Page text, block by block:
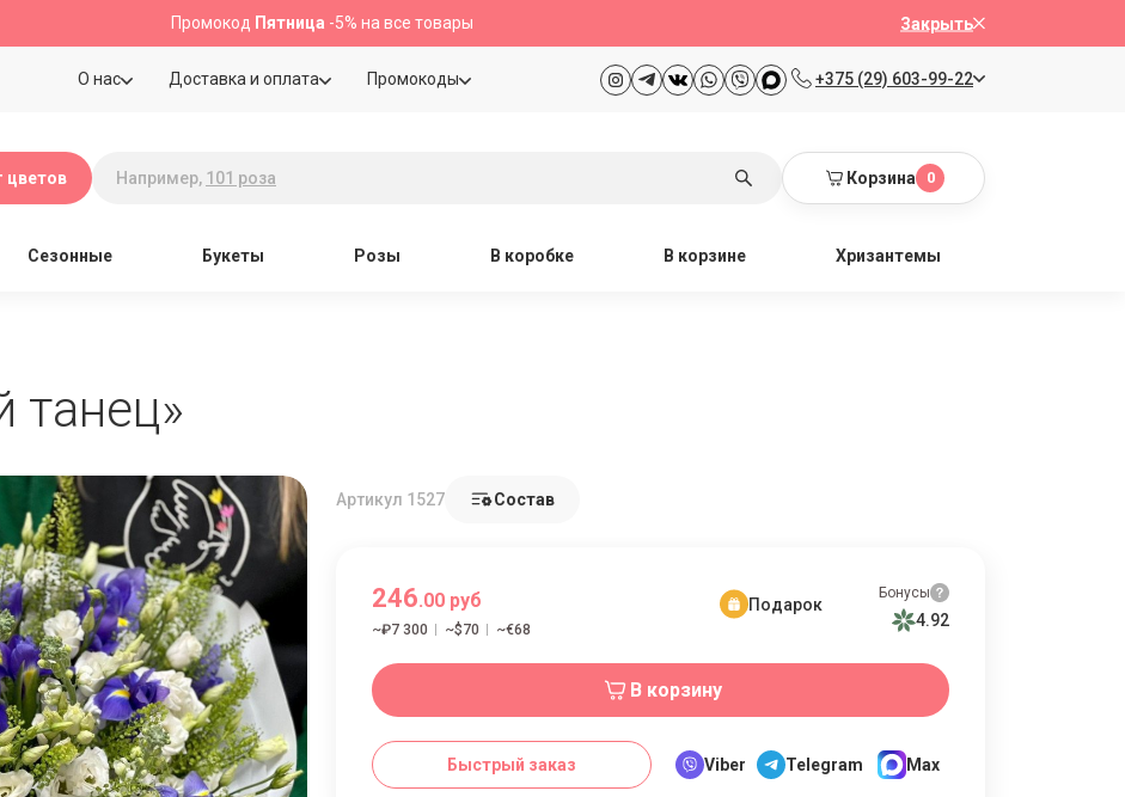
Промокод Пятница -5% на все товары Закрыть
О нас Доставка и оплата Промокоды +375 (29) 603-99-22
цветов Например, 101 роза Корзина 0
Сезонные Букеты Розы В коробке В корзине Хризантемы
танец»
Артикул 1527 Состав
246.00 руб
~₽7 300 ~$70 ~€68
Подарок
Бонусы
4.92
В корзину
Быстрый заказ Viber Telegram Max